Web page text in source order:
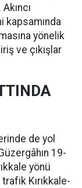
kapsamında
yönelik
ve çıkışlar
de yol
19-
yönü
trafik Kırıkkale-